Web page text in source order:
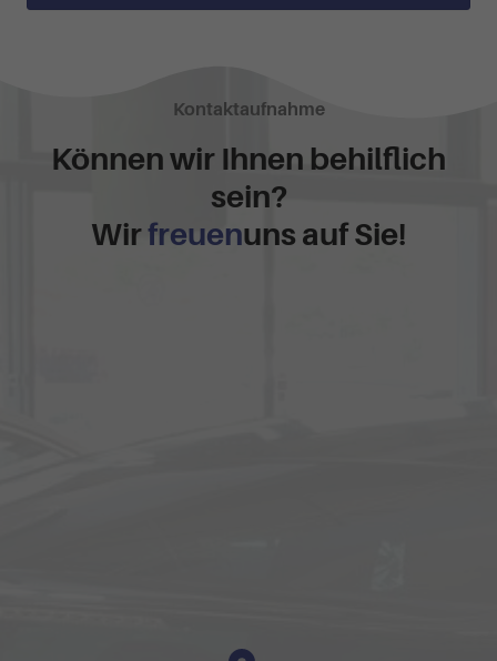
Kontaktaufnahme
Können wir Ihnen behilflich
sein?
Wirfreuenuns auf Sie!